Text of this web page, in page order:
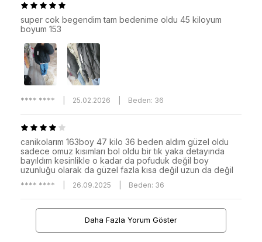
super cok begendim tam bedenime oldu 45 kiloyum
boyum 153
**** **** 25.02.2026 Beden: 36
canikolarım 163boy 47 kilo 36 beden aldım güzel oldu
sadece omuz kısımları bol oldu bir tık yaka detayında
bayıldım kesinlikle o kadar da pofuduk değil boy
uzunluğu olarak da güzel fazla kısa değil uzun da değil
**** **** 26.09.2025 Beden: 36
Daha Fazla Yorum Göster